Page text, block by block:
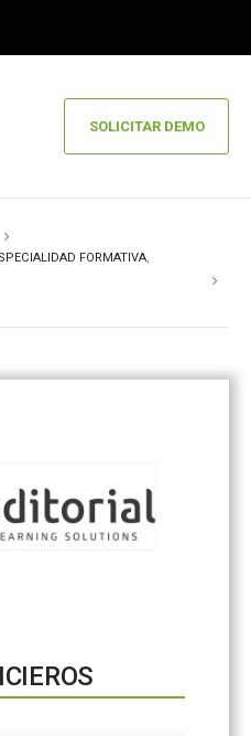
SOLICITAR DEMO
FORMATIVA,